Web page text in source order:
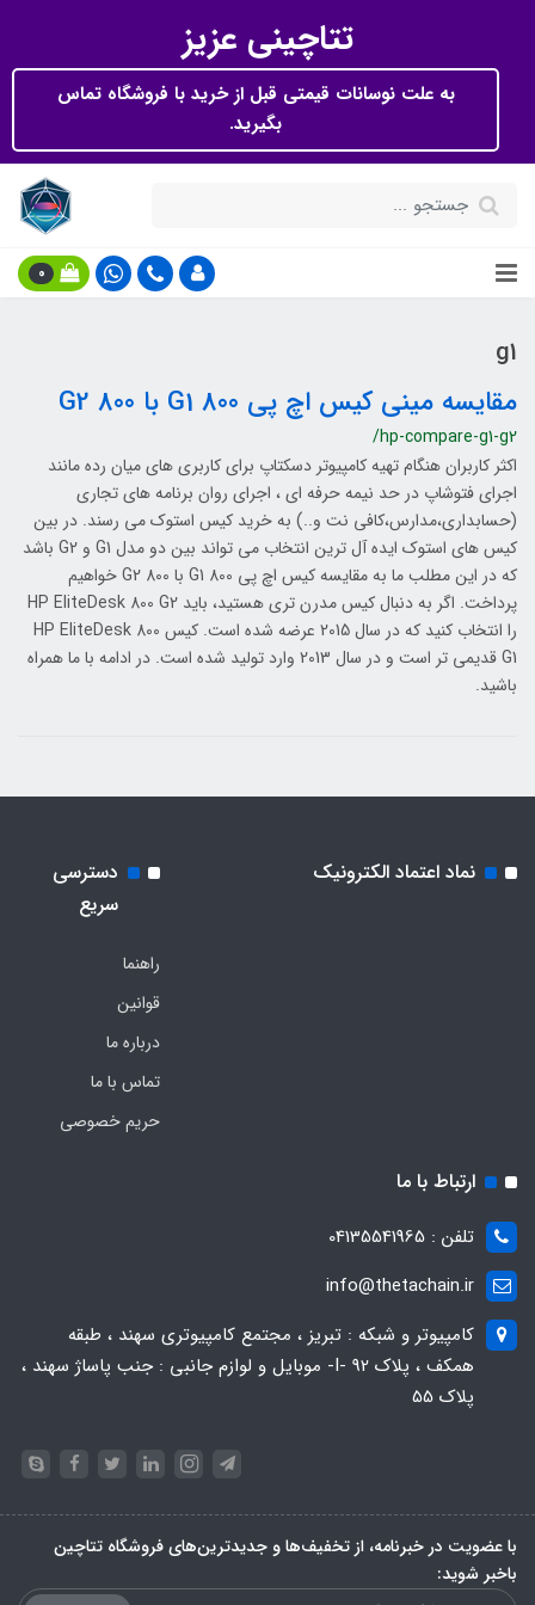
تتاچینی عزیز
به علت نوسانات قیمتی قبل از خرید با فروشگاه تماس
بگیرید.
0
g1
مقایسه مینی کیس اچ پی 800 G1 با 800 G2
/hp-compare-g1-g2
اکثر کاربران هنگام تهیه کامپیوتر دسکتاپ برای کاربری های میان رده مانند
اجرای فتوشاپ در حد نیمه حرفه ای ، اجرای روان برنامه های تجاری
(حسابداری،مدارس،کافی نت و..) به خرید کیس استوک می رسند. در بین
کیس های استوک ایده آل ترین انتخاب می تواند بین دو مدل G1 و G2 باشد
که در این مطلب ما به مقایسه کیس اچ پی 800 G1 با 800 G2 خواهیم
پرداخت. اگر به دنبال کیس مدرن تری هستید، باید HP EliteDesk 800 G2
را انتخاب کنید که در سال 2015 عرضه شده است. کیس HP EliteDesk 800
G1 قدیمی تر است و در سال 2013 وارد تولید شده است. در ادامه با ما همراه
باشید.
نماد اعتماد الکترونیک
دسترسی
سریع
راهنما
قوانین
درباره ما
تماس با ما
حریم خصوصی
ارتباط با ما
تلفن : 04135541965
info@thetachain.ir
کامپیوتر و شبکه : تبریز ، مجتمع کامپیوتری سهند ، طبقه
همکف ، پلاک 92 -I- موبایل و لوازم جانبی : جنب پاساژ سهند ،
پلاک 55
با عضویت در خبرنامه، از تخفیف‌ها و جدیدترین‌های فروشگاه تتاچین
باخبر شوید: